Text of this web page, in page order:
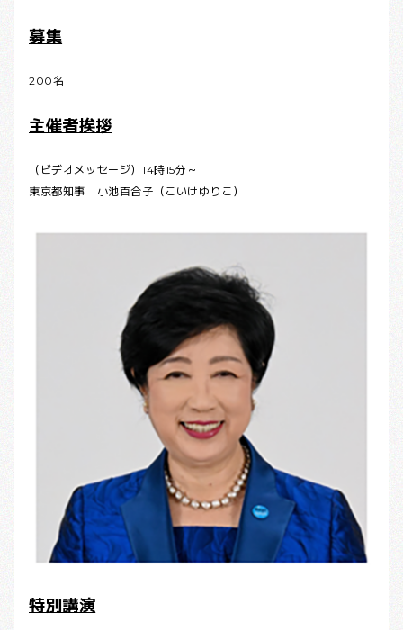
募集
200名
主催者挨拶
（ビデオメッセージ）14時15分～
東京都知事 小池百合子（こいけゆりこ）
特別講演